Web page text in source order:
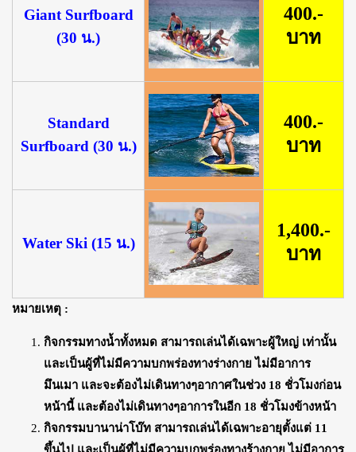
Giant Surfboard
(30 น.)
400.-
บาท
Standard
Surfboard (30 น.)
400.-
บาท
Water Ski (15 น.)
1,400.-
บาท
หมายเหตุ :
กิจกรรมทางน้ำทั้งหมด สามารถเล่นได้เฉพาะผู้ใหญ่ เท่านั้น
และเป็นผู้ที่ไม่มีความบกพร่องทางร่างกาย ไม่มีอาการ
มึนเมา และจะต้องไม่เดินทางๆอากาศในช่วง 18 ชั่วโมงก่อน
หน้านี้ และต้องไม่เดินทางๆอาการในอีก 18 ชั่วโมงข้างหน้า
กิจกรรมบานาน่าโบ๊ท สามารถเล่นได้เฉพาะอายุตั้งแต่ 11
ขึ้นไป และเป็นผู้ที่ไม่มีความบกพร่องทางร้างกาย ไม่มีอาการ